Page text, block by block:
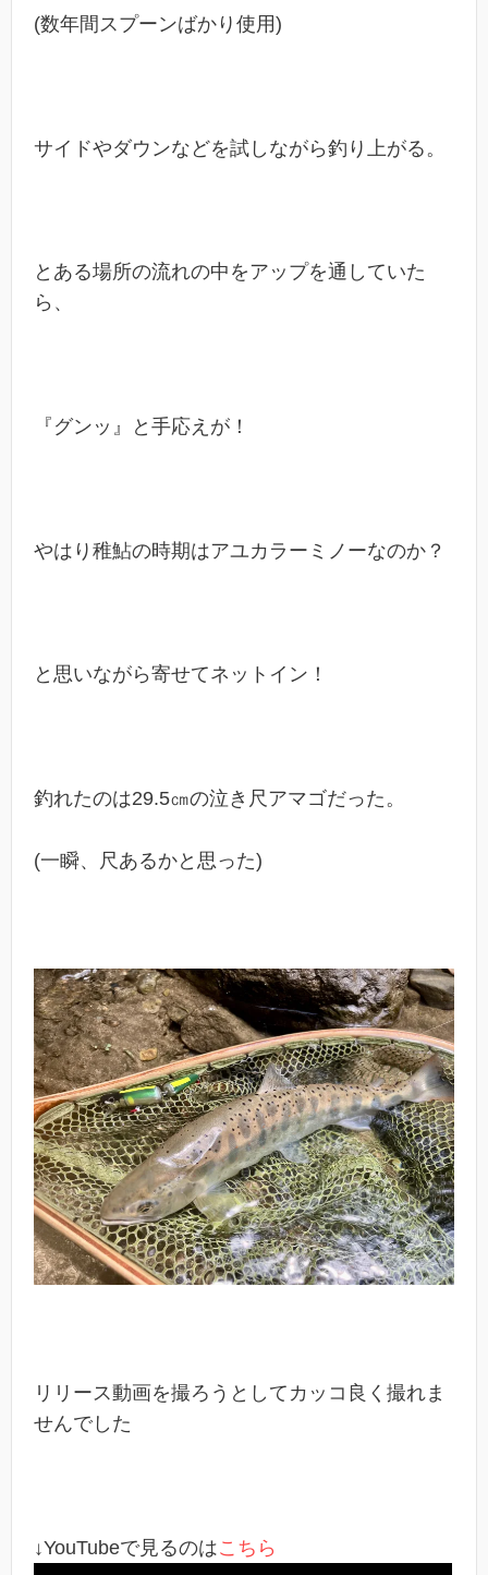
(数年間スプーンばかり使用)
サイドやダウンなどを試しながら釣り上がる。
とある場所の流れの中をアップを通していた
ら、
『グンッ』と手応えが！
やはり稚鮎の時期はアユカラーミノーなのか？
と思いながら寄せてネットイン！
釣れたのは29.5㎝の泣き尺アマゴだった。
(一瞬、尺あるかと思った)
リリース動画を撮ろうとしてカッコ良く撮れま
せんでした
↓YouTubeで見るのはこちら